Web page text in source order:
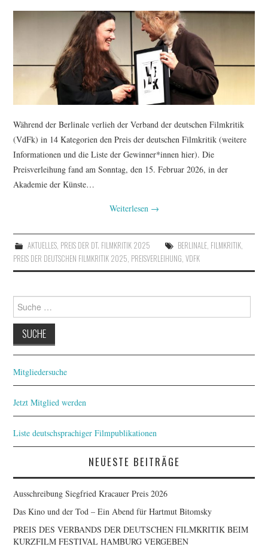
Während der Berlinale verlieh der Verband der deutschen Filmkritik
(VdFk) in 14 Kategorien den Preis der deutschen Filmkritik (weitere
Informationen und die Liste der Gewinner*innen hier). Die
Preisverleihung fand am Sonntag, den 15. Februar 2026, in der
Akademie der Künste…
Weiterlesen →
AKTUELLES, PREIS DER DT. FILMKRITIK 2025 BERLINALE, FILMKRITIK,
PREIS DER DEUTSCHEN FILMKRITIK 2025, PREISVERLEIHUNG,VDFK
Suche
nach:
Mitgliedersuche
Jetzt Mitglied werden
Liste deutschsprachiger Filmpublikationen
NEUESTE BEITRÄGE
Ausschreibung Siegfried Kracauer Preis 2026
Das Kino und der Tod – Ein Abend für Hartmut Bitomsky
PREIS DES VERBANDS DER DEUTSCHEN FILMKRITIK BEIM
KURZFILM FESTIVAL HAMBURG VERGEBEN